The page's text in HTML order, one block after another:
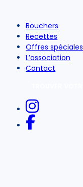
Bouchers
Recettes
Offres spéciales
L’association
Contact